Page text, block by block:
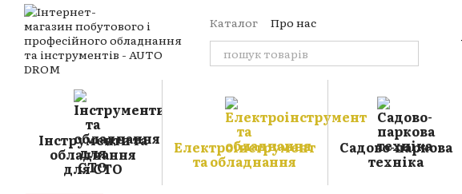
Перейти до основного контенту
Каталог
Про нас
Оплата і доставка
Обмін та повернення
Угода користувача
Інструменти та
обладнання
для СТО
Електроінструмент
та обладнання
Садово-паркова
техніка